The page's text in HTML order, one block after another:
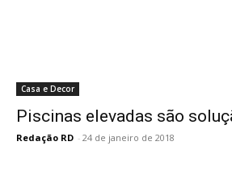
Casa e Decor
Piscinas elevadas são
Redação RD - 24 de janeiro de 2018